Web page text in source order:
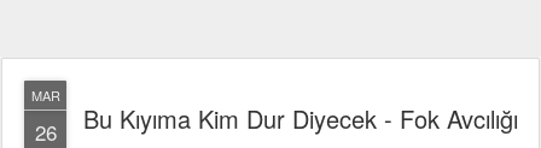
MAR
26 Bu Kıyıma Kim Dur Diyecek - Fok Avcılığı